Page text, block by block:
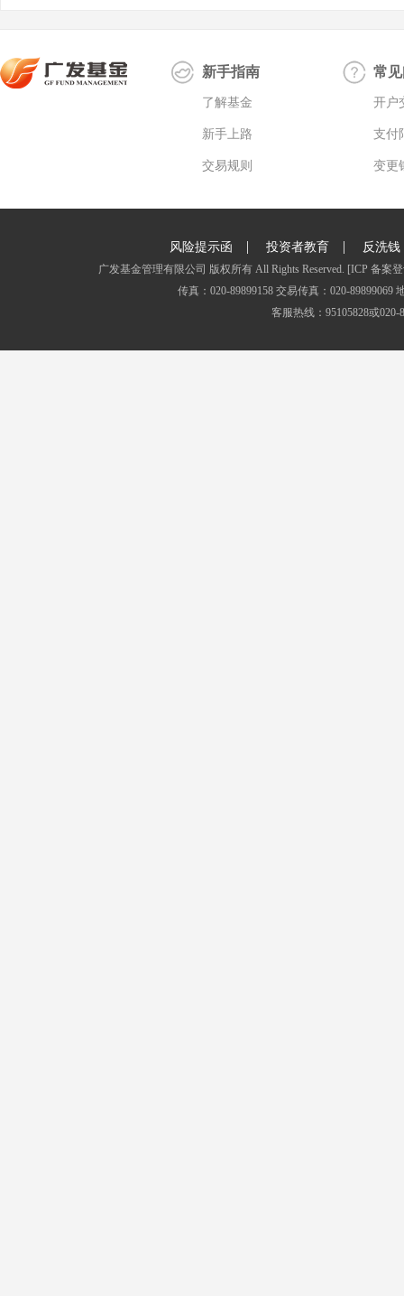
新手指南
了解基金
新手上路
交易规则
常
开户
支付
变更
风险提示函 | 投资者教育 | 反洗钱
广发基金管理有限公司 版权所有 All Rights Reserved. [ICP 备案
传真：020-89899158 交易传真：020-
客服热线：95105828或020-